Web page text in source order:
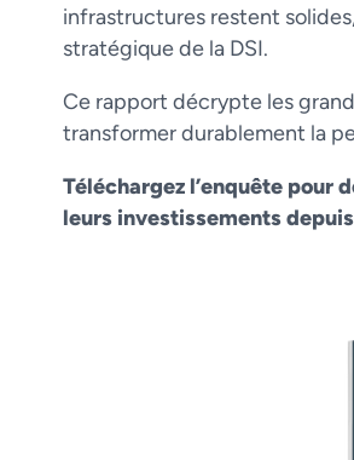
infrastructures restent
stratégique de la DSI.
Ce rapport décrypte les
transformer durablement la
Téléchargez l’enquête pour
leurs investissements